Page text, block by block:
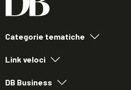
Categorie tematiche
Link veloci
DB Business